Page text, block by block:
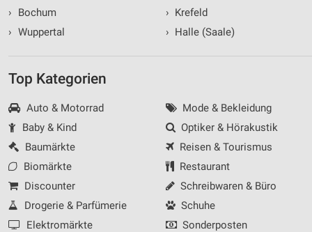
›
Bochum
› Wuppertal
› Krefeld
› Halle (Saale)
Top Kategorien
Auto & Motorrad
Baby & Kind
Baumärkte
Biomärkte
Discounter
Drogerie & Parfümerie
Elektromärkte
Mode & Bekleidung
Optiker & Hörakustik
Reisen & Tourismus
Restaurant
Schreibwaren & Büro
Schuhe
Sonderposten